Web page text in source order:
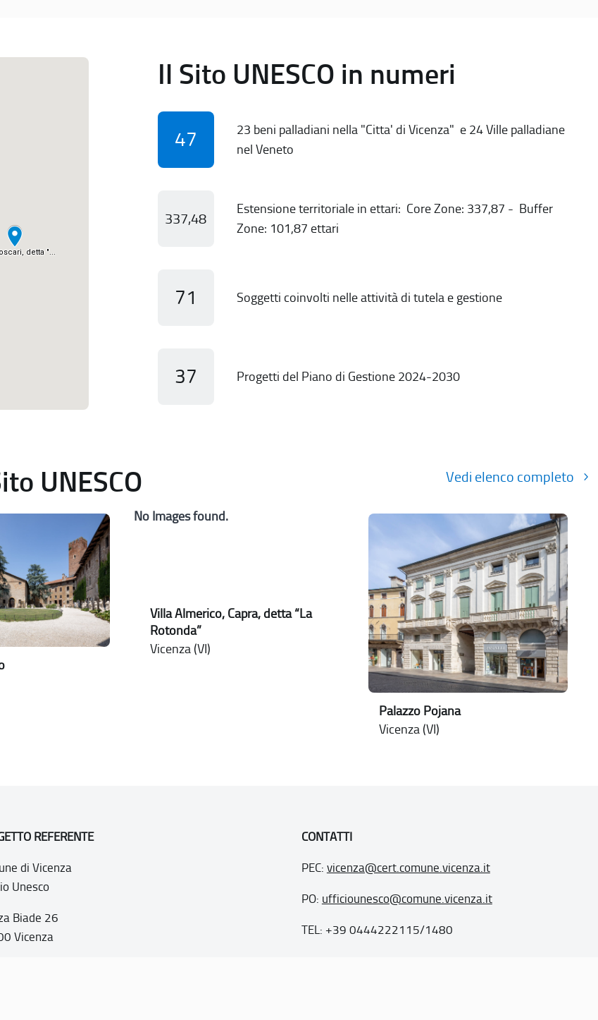
Il Sito UNESCO in numeri
47
23 beni palladiani nella "Citta' di Vicenza" e 24 Ville palladiane
nel Veneto
337,48
Estensione territoriale in ettari: Core Zone: 337,87 - Buffer
Zone: 101,87 ettari
71 Soggetti coinvolti nelle attività di tutela e gestione
37 Progetti del Piano di Gestione 2024-2030
UNESCO Vedi elenco completo
No Images found.
Villa Almerico, Capra, detta “La
Rotonda”
Vicenza (VI)
Palazzo Pojana
Vicenza (VI)
REFERENTE
di Vicenza
Unesco
Biade 26
Vicenza
CONTATTI
PEC: vicenza@cert.comune.vicenza.it
PO: ufficiounesco@comune.vicenza.it
TEL: +39 0444222115/1480